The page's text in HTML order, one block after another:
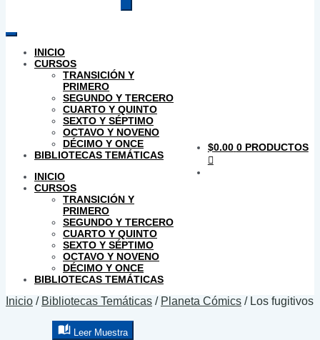
productos
INICIO
CURSOS
TRANSICIÓN Y
PRIMERO
SEGUNDO Y TERCERO
CUARTO Y QUINTO
SEXTO Y SÉPTIMO
OCTAVO Y NOVENO
DÉCIMO Y ONCE
BIBLIOTECAS TEMÁTICAS
INICIO
CURSOS
TRANSICIÓN Y
PRIMERO
SEGUNDO Y TERCERO
CUARTO Y QUINTO
SEXTO Y SÉPTIMO
OCTAVO Y NOVENO
DÉCIMO Y ONCE
BIBLIOTECAS TEMÁTICAS
$0.00 0 PRODUCTOS
Inicio / Bibliotecas Temáticas / Planeta Cómics / Los fugitivos
Leer Muestra